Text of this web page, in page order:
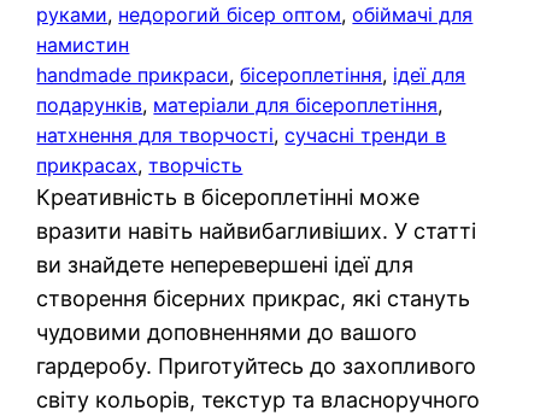
руками, недорогий бісер оптом, обіймачі для
намистин
handmade прикраси, бісероплетіння, ідеї для
подарунків, матеріали для бісероплетіння
натхнення для творчості, сучасні тренди в
прикрасах, творчість
Креативність в бісероплетінні може
вразити навіть найвибагливіших. У статті
ви знайдете неперевершені ідеї для
створення бісерних прикрас, які стануть
чудовими доповненнями до вашого
гардеробу. Приготуйтесь до захопливого
світу кольорів, текстур та власноручного